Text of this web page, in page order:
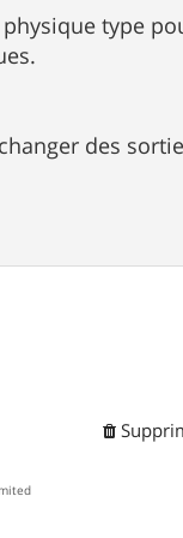
type
des